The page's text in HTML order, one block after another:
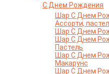
С Днем Рождения
Шар С Днем
Ассорти,
Шар С Днем
Шар С Днем
Пастель
Шар С Днем
Макарунс
Шар С Днем